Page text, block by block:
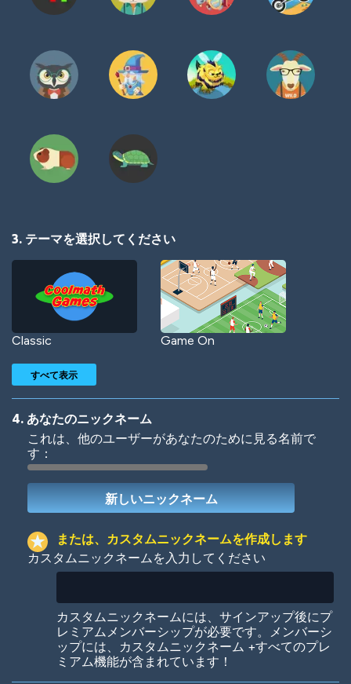
3. テーマを選択してください
Classic Game On
Woof
Colorful
すべて表示
4. あなたのニックネーム
これは、他のユーザーがあなたのために見る名前で
す：
または、カスタムニックネームを作成します
カスタムニックネームを入力してください
カスタムニックネームには、サインアップ後にプ
レミアムメンバーシップが必要です。メンバーシ
ップには、カスタムニックネーム +すべてのプレ
ミアム機能が含まれています！